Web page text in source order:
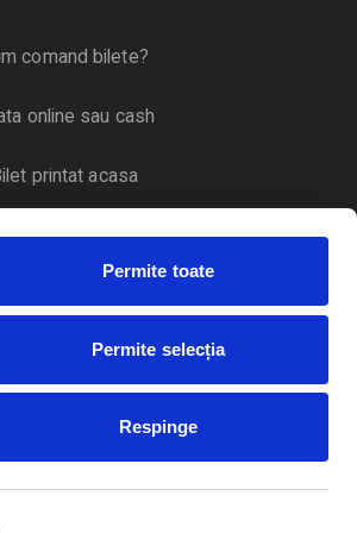
Permite toate
Permite selecția
Respinge
comand bilete?
online sau cash
printat acasa
prin curier
bilete